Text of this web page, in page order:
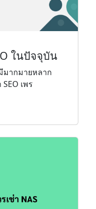
ในปัจจุบัน
มากมายหลาก
เพร